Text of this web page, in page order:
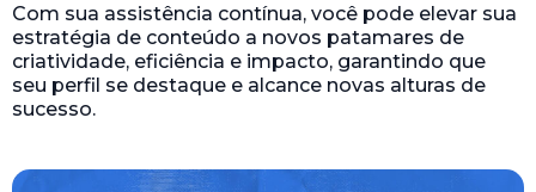
Com sua assistência contínua, você pode elevar sua
estratégia de conteúdo a novos patamares de
criatividade, eficiência e impacto, garantindo que
seu perfil se destaque e alcance novas alturas de
sucesso.